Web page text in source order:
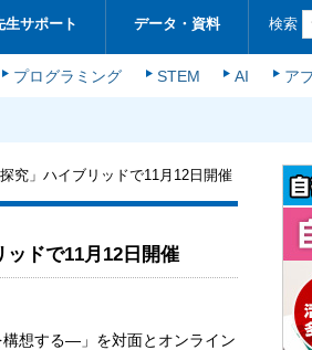
生サポート データ・資料 検索
プログラミング STEM AI ア
究」ハイブリッドで11月12日開催
ドで11月12日開催
想する―」を対面とオンライン